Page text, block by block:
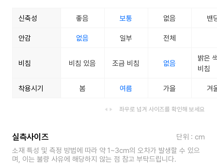
신축성 좋음 보통 없음 밴
안감 없음 일부 전체
비침 비침 있음 조금 비침 없음
밝은
비침
착용시기 봄 여름 가을 겨
좌우로 넘겨 사이즈를 확인해 보세요
실측사이즈
단위 : cm
소재 특성 및 측정 방법에 따라 약 1~3cm의 오차가 발생할 수 있으
며, 이는 불량 사유에 해당하지 않는 점 참고 부탁드립니다.